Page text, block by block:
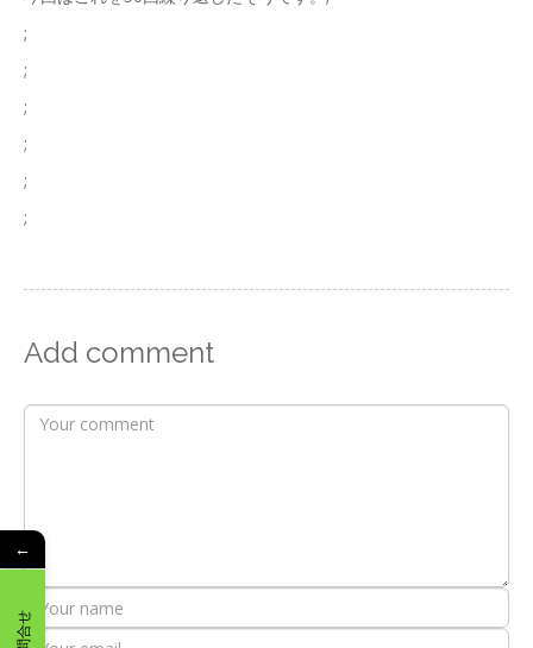
;
;
;
;
;
;
Add comment
←